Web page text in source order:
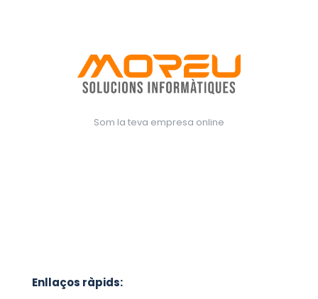
Som la teva empresa online
Enllaços ràpids: